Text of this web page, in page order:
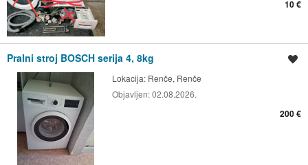
10 €
Pralni stroj BOSCH serija 4, 8kg
Lokacija: Renče, Renče
Objavljen:02.08.2026.
200 €